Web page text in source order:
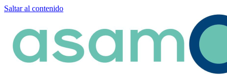
Saltar al contenido